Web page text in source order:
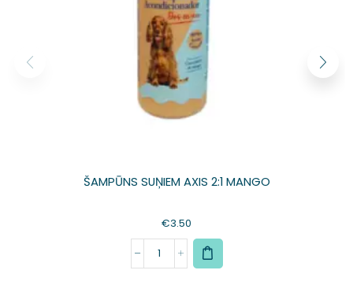
ŠAMPŪNS SUŅIEM AXIS 2:1 MANGO
€3.50